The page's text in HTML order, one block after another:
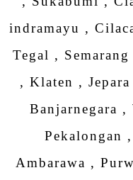
indramayu ,
Tegal ,
, Klaten ,
Banjarnegara ,
Pekalongan
Ambarawa ,